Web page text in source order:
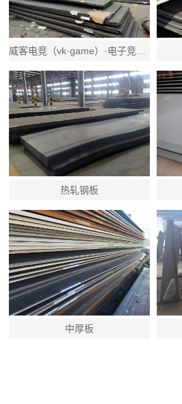
威客电竞（vk·game）·电子竞技赛事官网
热轧钢板
中厚板